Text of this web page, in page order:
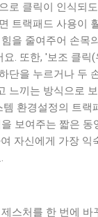
로 클릭이 인식되
트랙패드 사용이
을 줄여주어 손목
. 또한, '보조 클릭
단을 누르거나 두
느끼는 방식으로
템 환경설정의 트랙
보여주는 짧은 동
자신에게 가장 익
스처를 한 번에 바